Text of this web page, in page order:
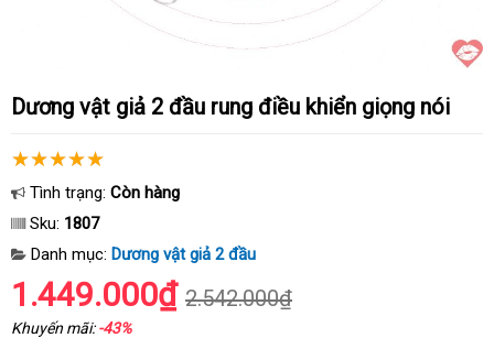
Dương vật giả 2 đầu rung điều khiển giọng nói
Tình trạng: Còn hàng
Sku: 1807
Danh mục: Dương vật giả 2 đầu
1.449.000₫ 2.542.000₫
Khuyến mãi:-43%